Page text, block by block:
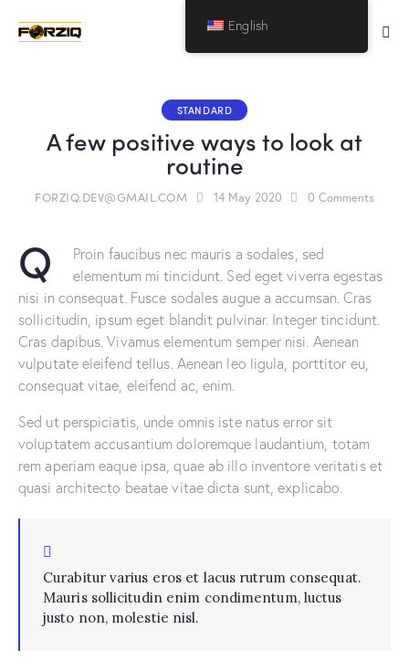
STANDARD
A few positive ways to look at
routine
FORZIQ.DEV@GMAIL.COM 14 May 2020 0 Comments
Q
Proin faucibus nec mauris a sodales, sed
elementum mi tincidunt. Sed eget viverra egestas
nisi in consequat. Fusce sodales augue a accumsan. Cras
sollicitudin, ipsum eget blandit pulvinar. Integer tincidunt.
Cras dapibus. Vivamus elementum semper nisi. Aenean
vulputate eleifend tellus. Aenean leo ligula, porttitor eu,
consequat vitae, eleifend ac, enim.
Sed ut perspiciatis, unde omnis iste natus error sit
voluptatem accusantium doloremque laudantium, totam
rem aperiam eaque ipsa, quae ab illo inventore veritatis et
quasi architecto beatae vitae dicta sunt, explicabo.
Curabitur varius eros et lacus rutrum consequat.
Mauris sollicitudin enim condimentum, luctus
justo non, molestie nisl.
English